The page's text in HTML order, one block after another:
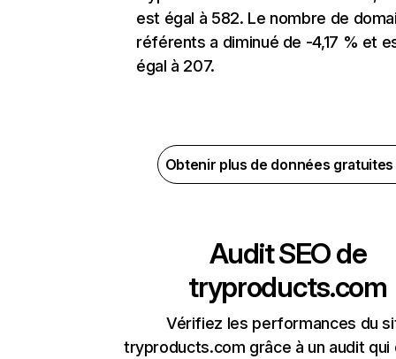
est égal à 582. Le nombre de
référents a diminué de -4,17 % et
égal à 207.
Obtenir plus de données
Audit SEO de
tryproducts.com
Vérifiez les performances du
tryproducts.com grâce à un audit